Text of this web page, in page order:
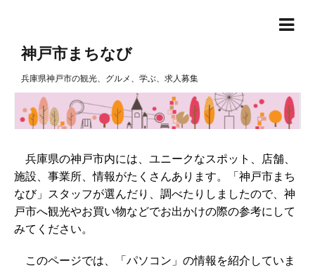
神戸市まちなび
兵庫県神戸市の観光、グルメ、学ぶ、求人募集
兵庫県の神戸市内には、ユニークなスポット、店舗、
施設、事業所、情報がたくさんあります。「神戸市まち
なび」スタッフが選んだり、調べたりしましたので、神
戸市へ観光やお買い物などでお出かけの際の参考にして
みてください。
このページでは、「パソコン」の情報を紹介していま